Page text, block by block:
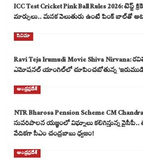
ICC Test Cricket Pink Ball Rules 2026: టెస్ట్
మార్పులు.. మసక వెలుతురు ఉంటే పింక్ బాల్‌తో
సినిమా
Ravi Teja Irumudi Movie Shiva Nirvana:
ఎమోషనల్ యాంగిల్‌లో చూపించబోతున్న
ఆంధ్రప్రదేశ్
NTR Bharosa Pension Scheme CM
సుపరిపాలన యజ్ఞంలో విఘ్నాలు కలిగిస్తున్న వైసీపీ..
వేదికగా సీఎం చంద్రబాబు ధ్వజం!
ఆంధ్రప్రదేశ్